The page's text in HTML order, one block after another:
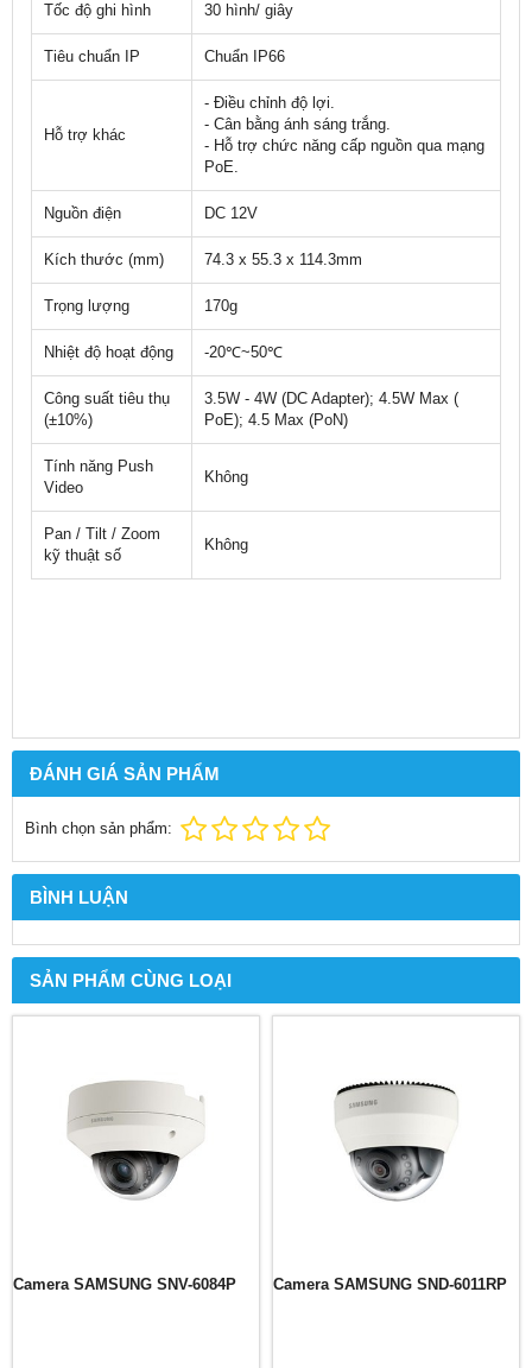
Tốc độ ghi hình 30 hình/ giây
Tiêu chuẩn IP Chuẩn IP66
Hỗ trợ khác
- Điều chỉnh độ lợi.
- Cân bằng ánh sáng trắng.
- Hỗ trợ chức năng cấp nguồn qua mạng
PoE.
Nguồn điện DC 12V
Kích thước (mm) 74.3 x 55.3 x 114.3mm
Trọng lượng 170g
Nhiệt độ hoạt động -20℃~50℃
Công suất tiêu thụ
(±10%)
3.5W - 4W (DC Adapter); 4.5W Max (
PoE); 4.5 Max (PoN)
Tính năng Push
Video
Không
Pan / Tilt / Zoom
kỹ thuật số
Không
ĐÁNH GIÁ SẢN PHẨM
Bình chọn sản phẩm:
BÌNH LUẬN
SẢN PHẨM CÙNG LOẠI
Camera SAMSUNG SNV-6084P Camera SAMSUNG SND-6011RP